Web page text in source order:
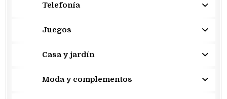
Telefonía
Juegos
Casa y jardín
Moda y complementos